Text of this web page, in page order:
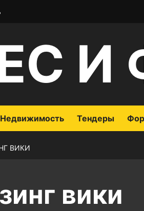
Недвижимость Тендеры
ВИКИ
вики